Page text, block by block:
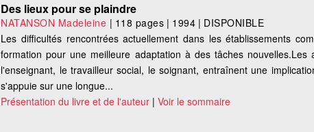
Des lieux pour se plaindre
NATANSON Madeleine | 118 pages | 1994 | DISPONIBLE
Les difficultés rencontrées actuellement dans les établissements
formation pour une meilleure adaptation à des tâches nouvelles.Les
l'enseignant, le travailleur social, le soignant, entraînent une
s'appuie sur une longue...
Présentation du livre et de l'auteur |Voir le sommaire